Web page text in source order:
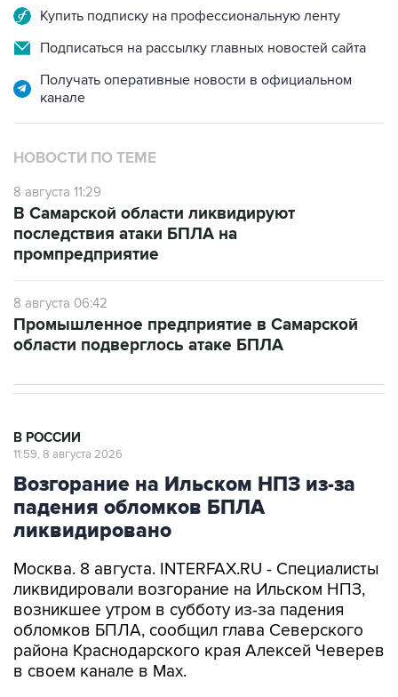
Купить подписку на профессиональную ленту
Подписаться на рассылку главных новостей сайта
Получать оперативные новости в официальном
канале
НОВОСТИ ПО ТЕМЕ
8 августа 11:29
В Самарской области ликвидируют
последствия атаки БПЛА на
промпредприятие
8 августа 06:42
Промышленное предприятие в Самарской
области подверглось атаке БПЛА
В РОССИИ
11:59, 8 августа 2026
Возгорание на Ильском НПЗ из-за
падения обломков БПЛА
ликвидировано
Москва. 8 августа. INTERFAX.RU - Специалисты
ликвидировали возгорание на Ильском НПЗ,
возникшее утром в субботу из-за падения
обломков БПЛА, сообщил глава Северского
района Краснодарского края Алексей Чеверев
в своем канале в Max.